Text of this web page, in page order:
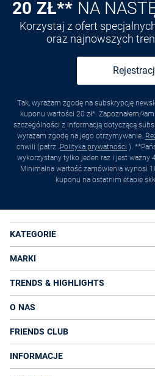
20 ZŁ** NA
Korzystaj z ofert
oraz najnowszych
Tak, wyrażam zgodę na subskrypcję
kuponu wartości 20 zł*. Zapoznałem/
szczególności z informacją dotyczącą
wyrażam zgodę na jego otrzymywanie.
chwili (patrz: Polityka prywatności ).
wykorzystany tylko jeden raz i jest ważny
Minimalna wartość zamówienia wynosi
kuponu na ostatnim etapie
KATEGORIE
MARKI
TRENDS & HIGHLIGHTS
O NAS
FRIENDS CLUB
INFORMACJE